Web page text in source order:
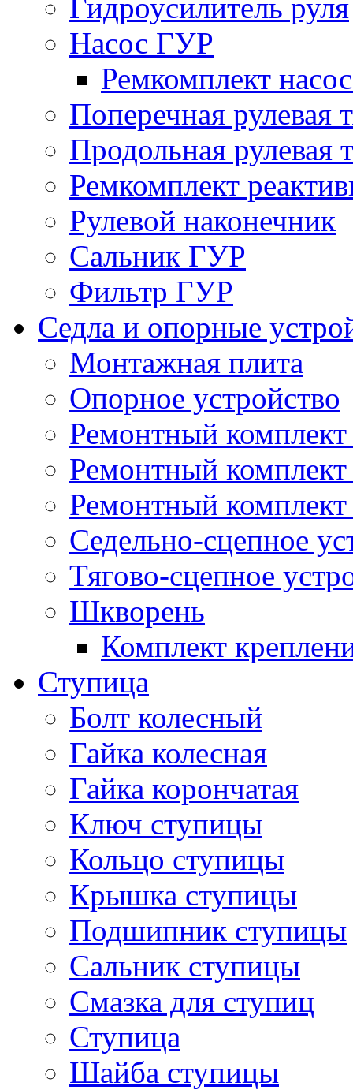
Гидроусилитель руля
Насос ГУР
Ремкомплект
Поперечная рулевая
Продольная рулевая
Ремкомплект
Рулевой наконечник
Сальник ГУР
Фильтр ГУР
Седла и опорные
Монтажная плита
Опорное устройство
Ремонтный комплект
Ремонтный
Ремонтный комплект
Седельно-сцепное
Тягово-сцепное
Шкворень
Комплект
Ступица
Болт колесный
Гайка колесная
Гайка корончатая
Ключ ступицы
Кольцо ступицы
Крышка ступицы
Подшипник ступицы
Сальник ступицы
Смазка для ступиц
Ступица
Шайба ступицы